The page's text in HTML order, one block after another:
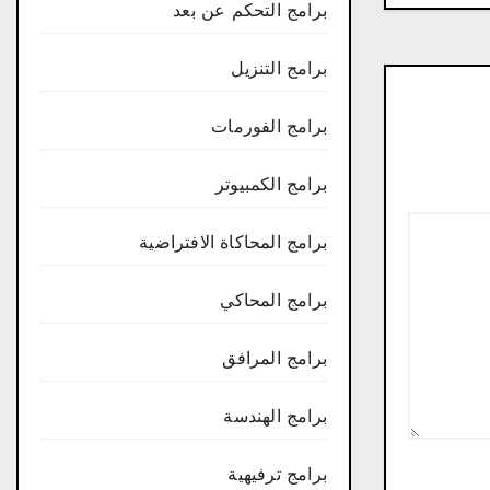
برامج التحكم عن بعد
برامج التنزيل
برامج الفورمات
برامج الكمبيوتر
برامج المحاكاة الافتراضية
برامج المحاكي
برامج المرافق
برامج الهندسة
برامج ترفيهية